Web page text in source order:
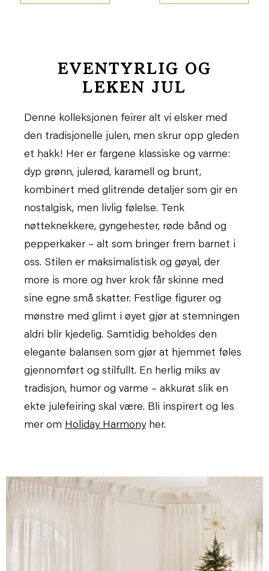
EVENTYRLIG OG
LEKEN JUL
Denne kolleksjonen feirer alt vi elsker med
den tradisjonelle julen, men skrur opp gleden
et hakk! Her er fargene klassiske og varme:
dyp grønn, julerød, karamell og brunt,
kombinert med glitrende detaljer som gir en
nostalgisk, men livlig følelse. Tenk
nøtteknekkere, gyngehester, røde bånd og
pepperkaker – alt som bringer frem barnet i
oss. Stilen er maksimalistisk og gøyal, der
more is more og hver krok får skinne med
sine egne små skatter. Festlige figurer og
mønstre med glimt i øyet gjør at stemningen
aldri blir kjedelig. Samtidig beholdes den
elegante balansen som gjør at hjemmet føles
gjennomført og stilfullt. En herlig miks av
tradisjon, humor og varme – akkurat slik en
ekte julefeiring skal være. Bli inspirert og les
mer om Holiday Harmonyher.